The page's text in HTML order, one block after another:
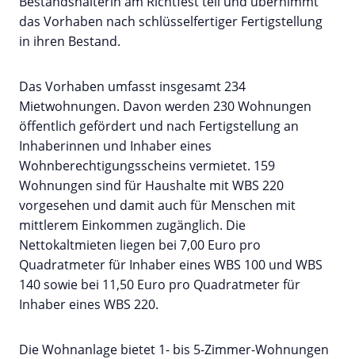
das Vorhaben nach schlüsselfertiger Fertigstellung
in ihren Bestand.
Das Vorhaben umfasst insgesamt 234
Mietwohnungen. Davon werden 230 Wohnungen
öffentlich gefördert und nach Fertigstellung an
Inhaberinnen und Inhaber eines
Wohnberechtigungsscheins vermietet. 159
Wohnungen sind für Haushalte mit WBS 220
vorgesehen und damit auch für Menschen mit
mittlerem Einkommen zugänglich. Die
Nettokaltmieten liegen bei 7,00 Euro pro
Quadratmeter für Inhaber eines WBS 100 und WBS
140 sowie bei 11,50 Euro pro Quadratmeter für
Inhaber eines WBS 220.
Die Wohnanlage bietet 1- bis 5-Zimmer-Wohnungen